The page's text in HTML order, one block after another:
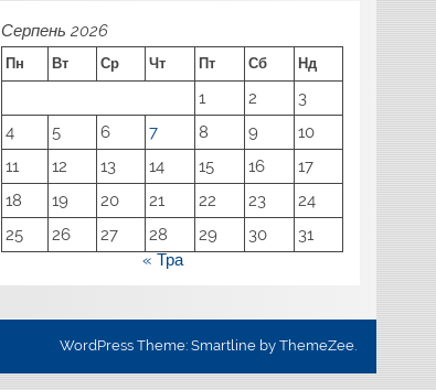
Серпень 2026
Пн Вт Ср Чт Пт Сб Нд
1 2
3
4
5 6 7 8 9
10
11
12 13 14 15 16
17
18
19 20 21 22 23
24
25
26 27 28 29 30
31
« Тра
WordPress Theme: Smartline by ThemeZee.